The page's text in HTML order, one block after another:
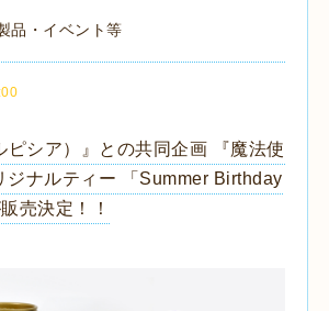
品・イベント等
ピシア）』との共同企画 『魔法使
ジナルティー 「Summer Birthday
売決定！！